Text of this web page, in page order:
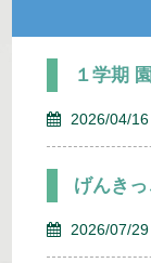
１学期
2026/04/16
げんきっ
2026/07/29